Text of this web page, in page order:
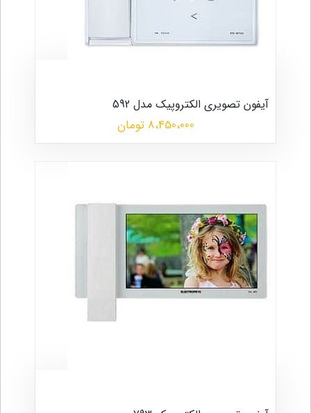
آیفون تصویری الکتروپیک مدل 592
8،450،000 تومان